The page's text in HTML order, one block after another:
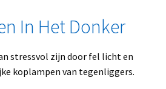
In Het Donker
stressvol zijn door fel licht en
koplampen van tegenliggers.